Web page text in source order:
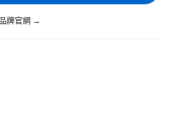
牌官網 →